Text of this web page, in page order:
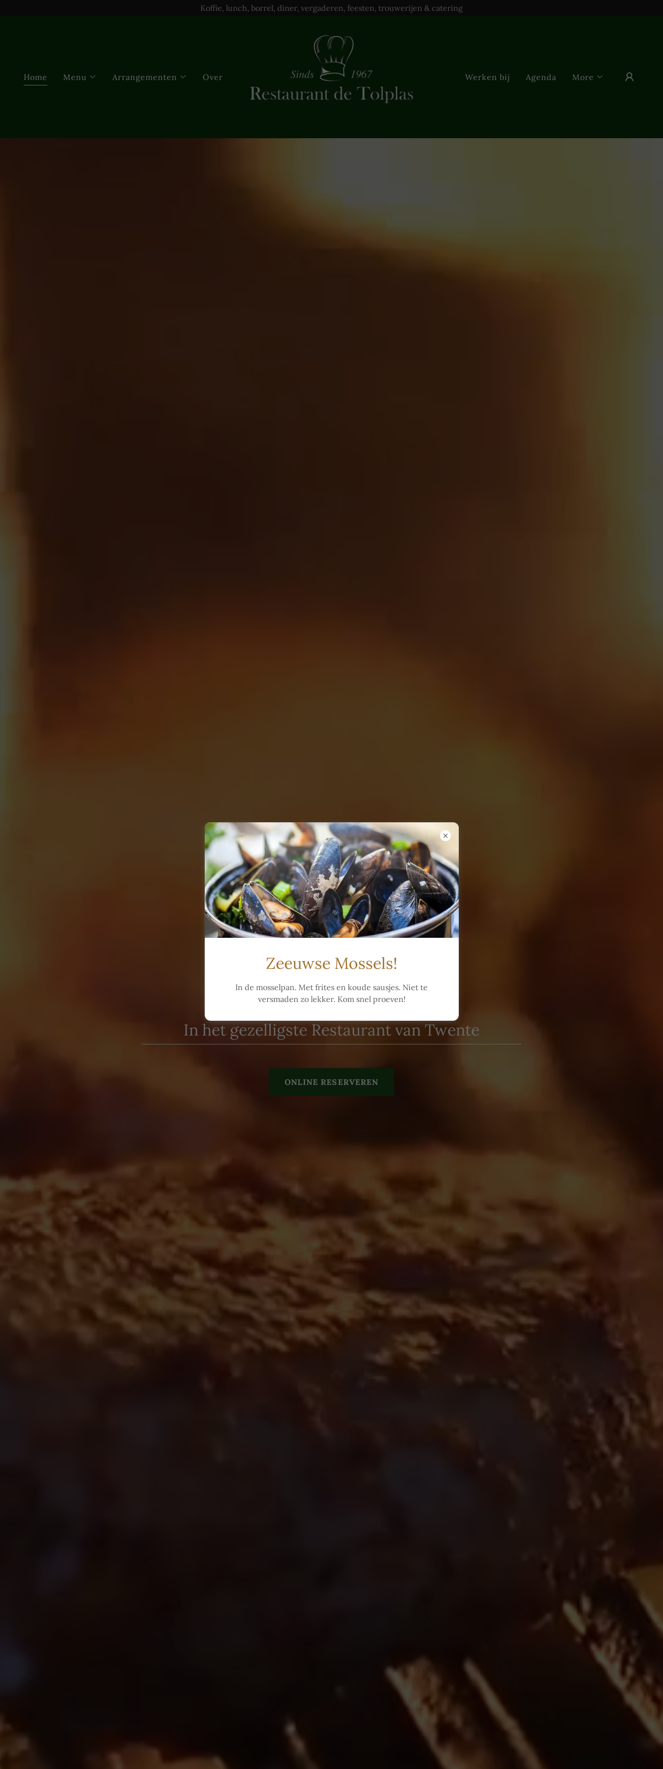
Koffie, lunch, borrel, diner, vergaderen, feesten, trouwerijen & catering
Home Menu Arrangementen Over Werken bij Agenda More
Eten, drinken, feesten & meer
In het gezelligste Restaurant van Twente
ONLINE RESERVEREN
Zeeuwse Mossels!
In de mosselpan. Met frites en koude sausjes. Niet te
versmaden zo lekker. Kom snel proeven!